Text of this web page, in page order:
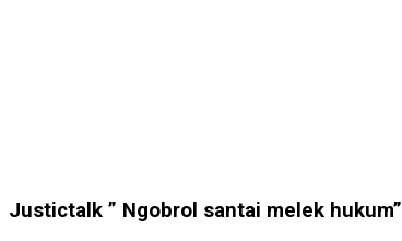
Justictalk ” Ngobrol santai melek hukum”